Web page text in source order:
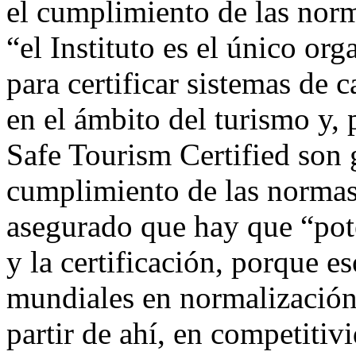
el cumplimiento de las
“el Instituto es el único
para certificar sistemas de
en el ámbito del turismo y,
Safe Tourism Certified
cumplimiento de las
asegurado que hay que
y la certificación, porque
mundiales en
partir de ahí, en